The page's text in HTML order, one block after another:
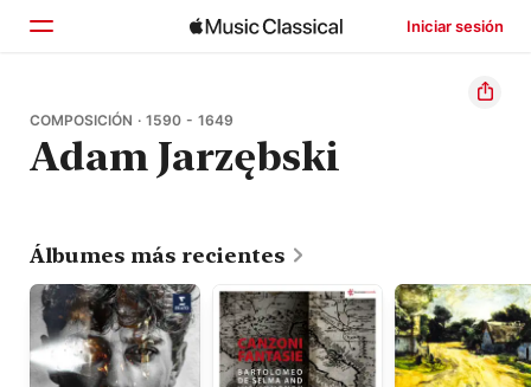
Iniciar sesión
Inicio
Explorar
COMPOSICIÓN · 1590 - 1649
Adam Jarzębski
Álbumes más recientes